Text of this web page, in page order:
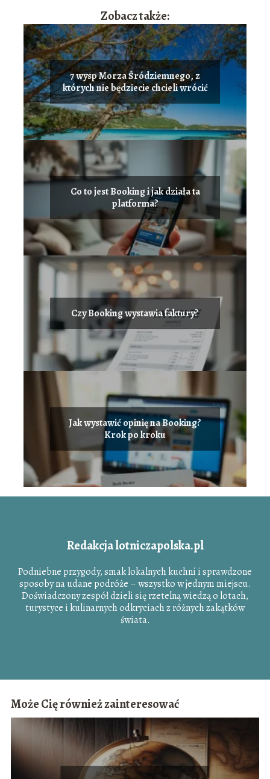
Zobacz także:
7 wysp Morza Śródziemnego, z
których nie będziecie chcieli wrócić
Co to jest Booking i jak działa ta
platforma?
Czy Booking wystawia faktury?
Jak wystawić opinię na Booking?
Krok po kroku
Redakcja lotniczapolska.pl
Podniebne przygody, smak lokalnych kuchni i sprawdzone
sposoby na udane podróże – wszystko w jednym miejscu.
Doświadczony zespół dzieli się rzetelną wiedzą o lotach,
turystyce i kulinarnych odkryciach z różnych zakątków
świata.
Może Cię również zainteresować